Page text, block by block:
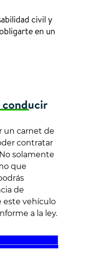
civil y
en un
conducir
un carnet de
contratar
solamente
que
de
este vehículo
a la ley.